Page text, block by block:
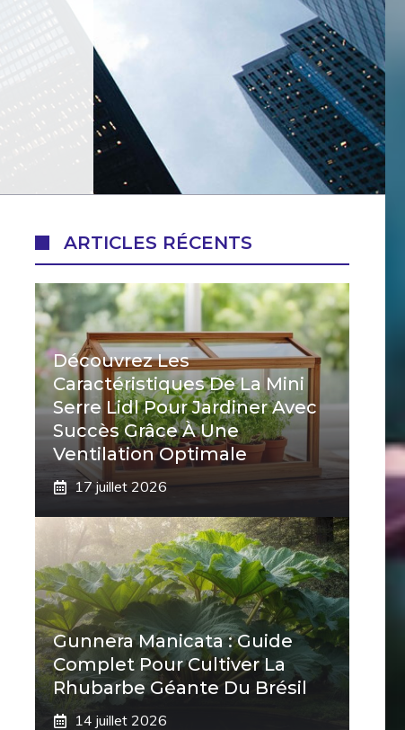
ARTICLES RÉCENTS
Découvrez Les
Caractéristiques De La Mini
Serre Lidl Pour Jardiner Avec
Succès Grâce À Une
Ventilation Optimale
17 juillet 2026
Gunnera Manicata : Guide
Complet Pour Cultiver La
Rhubarbe Géante Du Brésil
14 juillet 2026